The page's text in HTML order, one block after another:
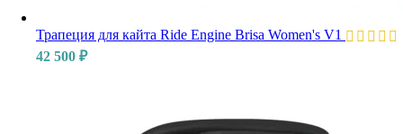
Трапеция для кайта Ride Engine Brisa Women's V1
42 500 ₽